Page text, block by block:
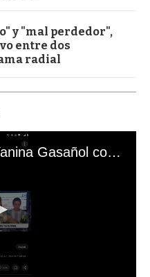
y "mal perdedor",
entre dos
radial
El mal momento de Yanina Gasañol con un hincha argentino en "Subrayado"